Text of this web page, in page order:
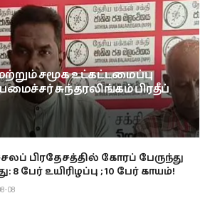
சமூக உட்கட்டமைப்பு
சுந்தரலிங்கம் பிரதீப்
பிரதேசத்தில் கோரப் பேருந்து
8 பேர் உயிரிழப்பு ; 10 பேர் காயம்!
08